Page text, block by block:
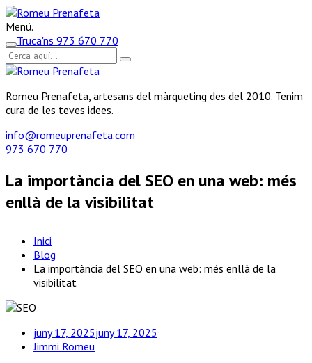
Menú.
Truca'ns 973 670 770
Romeu Prenafeta, artesans del màrqueting des del 2010. Tenim
cura de les teves idees.
info@romeuprenafeta.com
973 670 770
La importància del SEO en una web: més
enllà de la visibilitat
Inici
Blog
La importància del SEO en una web: més enllà de la
visibilitat
juny 17, 2025juny 17, 2025
Jimmi Romeu